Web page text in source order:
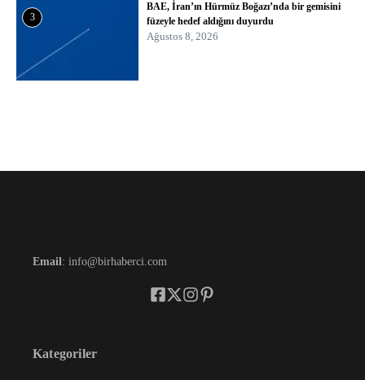
3
BAE, İran’ın Hürmüz Boğazı’nda bir gemisini
füzeyle hedef aldığını duyurdu
Ağustos 8, 2026
Email: info@birhaberci.com
Kategoriler